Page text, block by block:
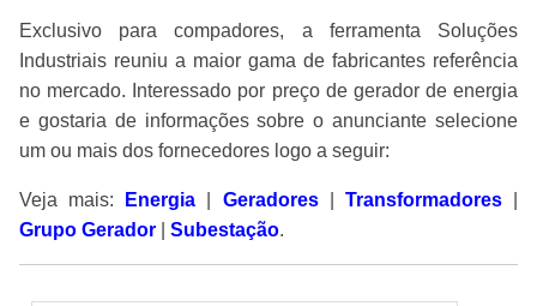
Exclusivo para compadores, a ferramenta Soluções
Industriais reuniu a maior gama de fabricantes referência
no mercado. Interessado por preço de gerador de energia
e gostaria de informações sobre o anunciante selecione
um ou mais dos fornecedores logo a seguir:
Veja mais: Energia Geradores| Transformadores|
Grupo Gerador |Subestação.